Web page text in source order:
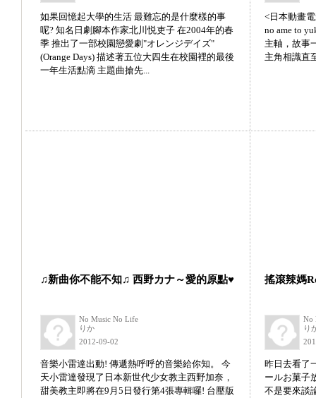
如果回憶起大學的生活 最難忘的是什麼樣的事
呢? 知名日劇腳本作家北川悦吏子 在2004年的春
季 推出了一部校園戀愛劇"オレンジデイズ"
(Orange Days) 描述著五位大四生在校園裡的最後
一年生活點滴 主題曲搶先...
<日本動畫
no ame to
主軸，故事
主角相識直
♫新曲你不能不知♫ 西野カナ～愛的原點♥
No Music No Life
りか
2012-09-02
音樂小雷達出動! 傳遞熱呼呼的音樂給你知。 今
天小雷達發現了日本新世代少女教主西野加奈，
甜美教主即將在9月5日發行第4張專輯囉! 台壓版
搖滾辣媽
No
り
昨日去看了
ールお菓子
不是要來談